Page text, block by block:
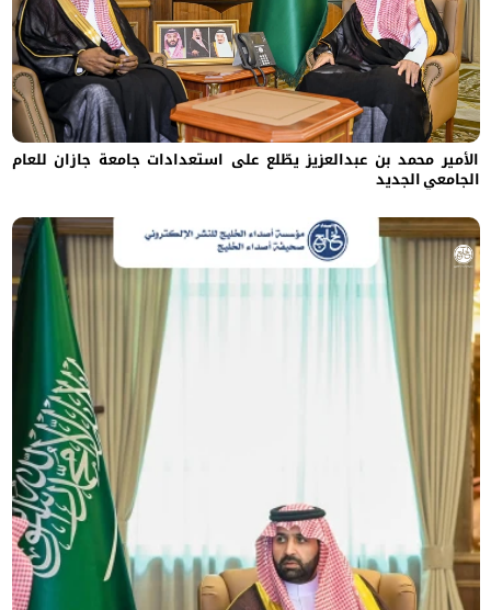
الأمير محمد بن عبدالعزيز يطّلع على استعدادات جامعة جازان للعام
الجامعي الجديد